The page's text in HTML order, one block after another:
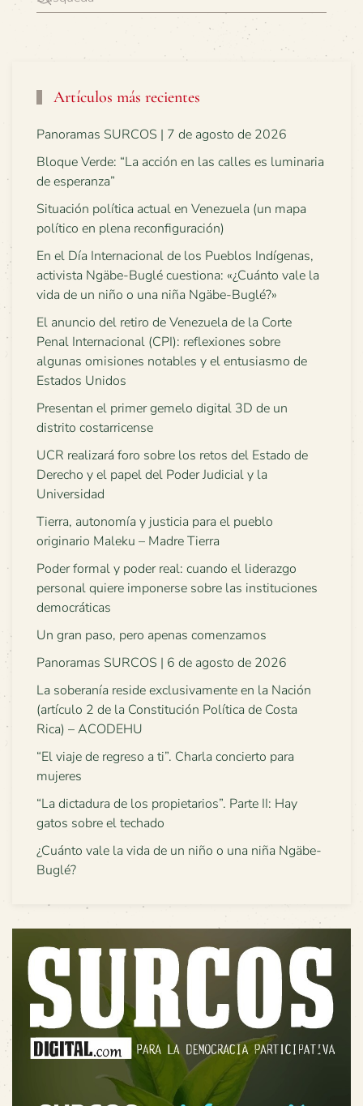
Artículos más recientes
Panoramas SURCOS | 7 de agosto de 2026
Bloque Verde: “La acción en las calles es luminaria
de esperanza”
Situación política actual en Venezuela (un mapa
político en plena reconfiguración)
En el Día Internacional de los Pueblos Indígenas,
activista Ngäbe-Buglé cuestiona: «¿Cuánto vale la
vida de un niño o una niña Ngäbe-Buglé?»
El anuncio del retiro de Venezuela de la Corte
Penal Internacional (CPI): reflexiones sobre
algunas omisiones notables y el entusiasmo de
Estados Unidos
Presentan el primer gemelo digital 3D de un
distrito costarricense
UCR realizará foro sobre los retos del Estado de
Derecho y el papel del Poder Judicial y la
Universidad
Tierra, autonomía y justicia para el pueblo
originario Maleku – Madre Tierra
Poder formal y poder real: cuando el liderazgo
personal quiere imponerse sobre las instituciones
democráticas
Un gran paso, pero apenas comenzamos
Panoramas SURCOS | 6 de agosto de 2026
La soberanía reside exclusivamente en la Nación
(artículo 2 de la Constitución Política de Costa
Rica) – ACODEHU
“El viaje de regreso a ti”. Charla concierto para
mujeres
“La dictadura de los propietarios”. Parte II: Hay
gatos sobre el techado
¿Cuánto vale la vida de un niño o una niña Ngäbe-
Buglé?